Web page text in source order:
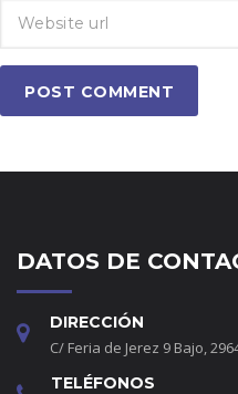
POST COMMENT
DATOS DE
DIRECCIÓN
C/ Feria de Jerez 9 Bajo,
TELÉFONOS